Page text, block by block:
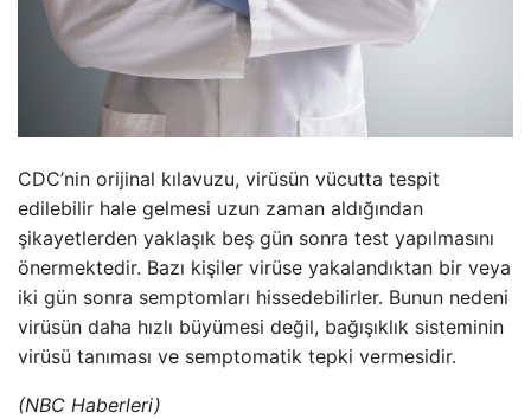
CDC’nin orijinal kılavuzu, virüsün vücutta tespit
edilebilir hale gelmesi uzun zaman aldığından
şikayetlerden yaklaşık beş gün sonra test yapılmasını
önermektedir. Bazı kişiler virüse yakalandıktan bir veya
iki gün sonra semptomları hissedebilirler. Bunun nedeni
virüsün daha hızlı büyümesi değil, bağışıklık sisteminin
virüsü tanıması ve semptomatik tepki vermesidir.
(NBC Haberleri)